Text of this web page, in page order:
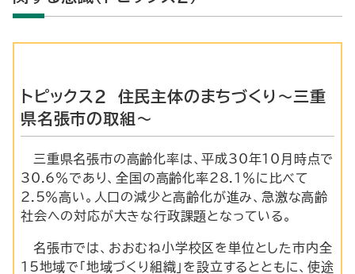
トピックス2 住民主体のまちづくり～三重
県名張市の取組～
三重県名張市の高齢化率は、平成30年10月時点で
30.6％であり、全国の高齢化率28.1％に比べて
2.5％高い。人口の減少と高齢化が進み、急激な高齢
社会への対応が大きな行政課題となっている。
名張市では、おおむね小学校区を単位とした市内全
15地域で「地域づくり組織」を設立するとともに、使途